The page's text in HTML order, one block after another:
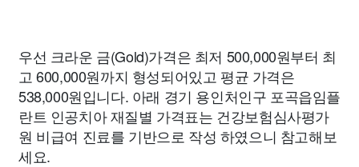
우선 크라운 금(Gold)가격은 최저 500,000원부터 최
고 600,000원까지 형성되어있고 평균 가격은
538,000원입니다. 아래 경기 용인처인구 포곡읍임플
란트 인공치아 재질별 가격표는 건강보험심사평가
원 비급여 진료를 기반으로 작성 하였으니 참고해보
세요.